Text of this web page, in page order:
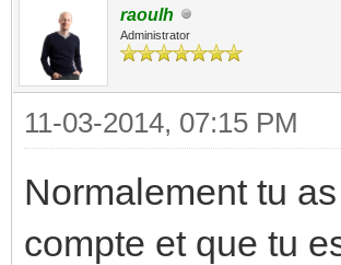
raoulh
Administrator
11-03-2014, 07:15 PM
Normalement tu
compte et que tu